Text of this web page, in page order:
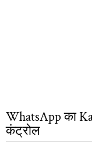
WhatsApp का
कंट्रोल